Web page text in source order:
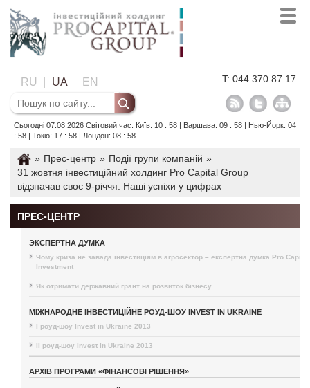
RU UA EN T: 044 370 87 17
Сьогодні 07.08.2026 Світовий час: Київ: 10 : 58 | Варшава: 09 : 58 | Нью-Йорк: 04
: 58 | Токіо: 17 : 58 | Лондон: 08 : 58
» Прес-центр » Події групи компаній »
31 жовтня інвестиційний холдинг Pro Capital Group
відзначав своє 9-річчя. Наші успіхи у цифрах
ПРЕС-ЦЕНТР
ЭКСПЕРТНА ДУМКА
Чому криза не завада інвестиціям в агросектор – експертна думка Pro Capital
Investment
Як отримати державний грант на розвиток бізнесу
МІЖНАРОДНЕ ІНВЕСТИЦІЙНЕ РОУД-ШОУ INVEST IN UKRAINE
I роуд-шоу Invest in Ukraine 2013
II роуд-шоу Invest in Ukraine 2013
АРХІВ ПРОГРАМИ «ФІНАНСОВІ РІШЕННЯ»